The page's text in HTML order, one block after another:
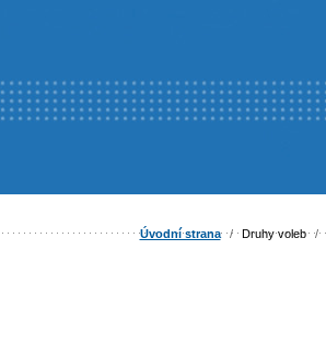
Úvodní strana / Druhy voleb /